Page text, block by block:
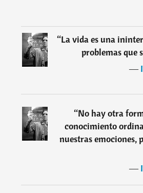
“La vida es una
problemas que
―
“No hay otra
conocimiento
nuestras emociones,
―